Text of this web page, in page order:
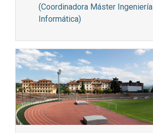
(Coordinadora Máster Ingeniería
Informática)